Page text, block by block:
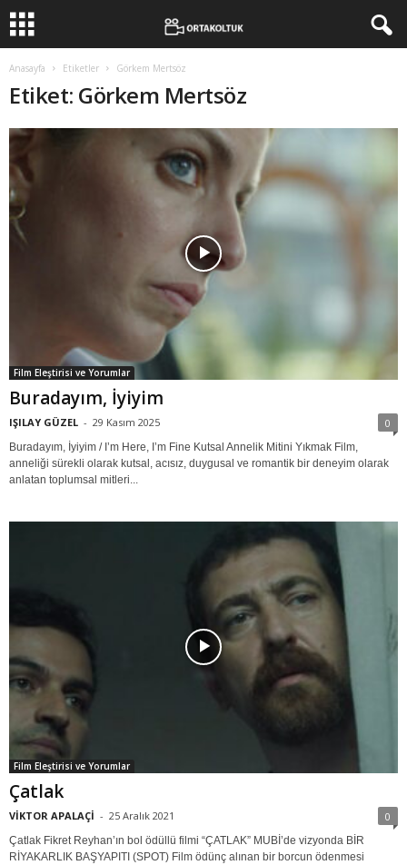
Anasayfa Etiketler Görkem Mertsöz
Etiket: Görkem Mertsöz
Film Eleştirisi ve Yorumlar
Buradayım, İyiyim
IŞILAY GÜZEL - 29 Kasım 2025 0
Buradayım, İyiyim / I’m Here, I’m Fine Kutsal Annelik Mitini Yıkmak Film,
anneliği sürekli olarak kutsal, acısız, duygusal ve romantik bir deneyim olarak
anlatan toplumsal mitleri...
Film Eleştirisi ve Yorumlar
Çatlak
VİKTOR APALAÇİ - 25 Aralık 2021 0
Çatlak Fikret Reyhan’ın bol ödüllü filmi “ÇATLAK” MUBİ’de vizyonda BİR
RİYAKARLIK BAŞYAPITI (SPOT) Film ödünç alınan bir borcun ödenmesi